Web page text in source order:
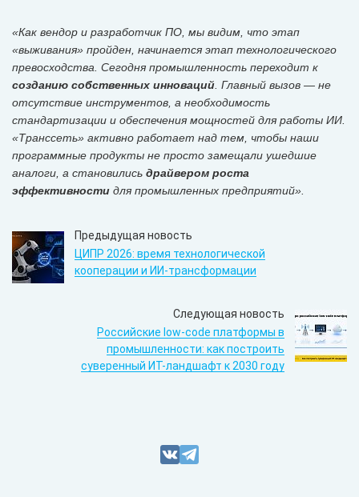
«Как вендор и разработчик ПО, мы видим, что этап
«выживания» пройден, начинается этап технологического
превосходства. Сегодня промышленность переходит к
созданию собственных инноваций. Главный вызов — не
отсутствие инструментов, а необходимость
стандартизации и обеспечения мощностей для работы ИИ.
«Транссеть» активно работает над тем, чтобы наши
программные продукты не просто замещали ушедшие
аналоги, а становились драйвером роста
эффективности для промышленных предприятий».
Предыдущая новость
ЦИПР 2026: время технологической
кооперации и ИИ-трансформации
Следующая новость
Российские low-code платформы в
промышленности: как построить
суверенный ИТ-ландшафт к 2030 году